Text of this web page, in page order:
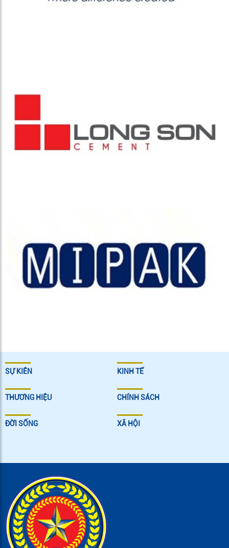
SỰ KIÊN KINH TẾ
THƯƠNG HIỆU CHÍNH SÁCH
ĐỜI SỐNG XÃ HỘI